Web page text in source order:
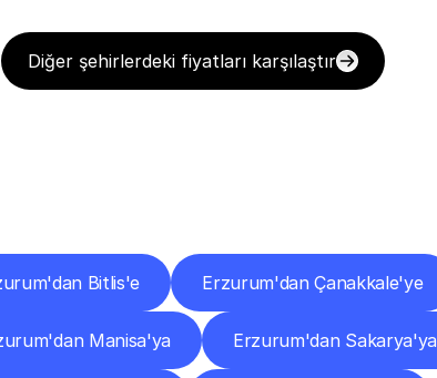
Diğer şehirlerdeki fiyatları karşılaştır
Bitlis'e Erzurum'dan Çanakkale'ye
Manisa'ya Erzurum'dan Sakarya'ya